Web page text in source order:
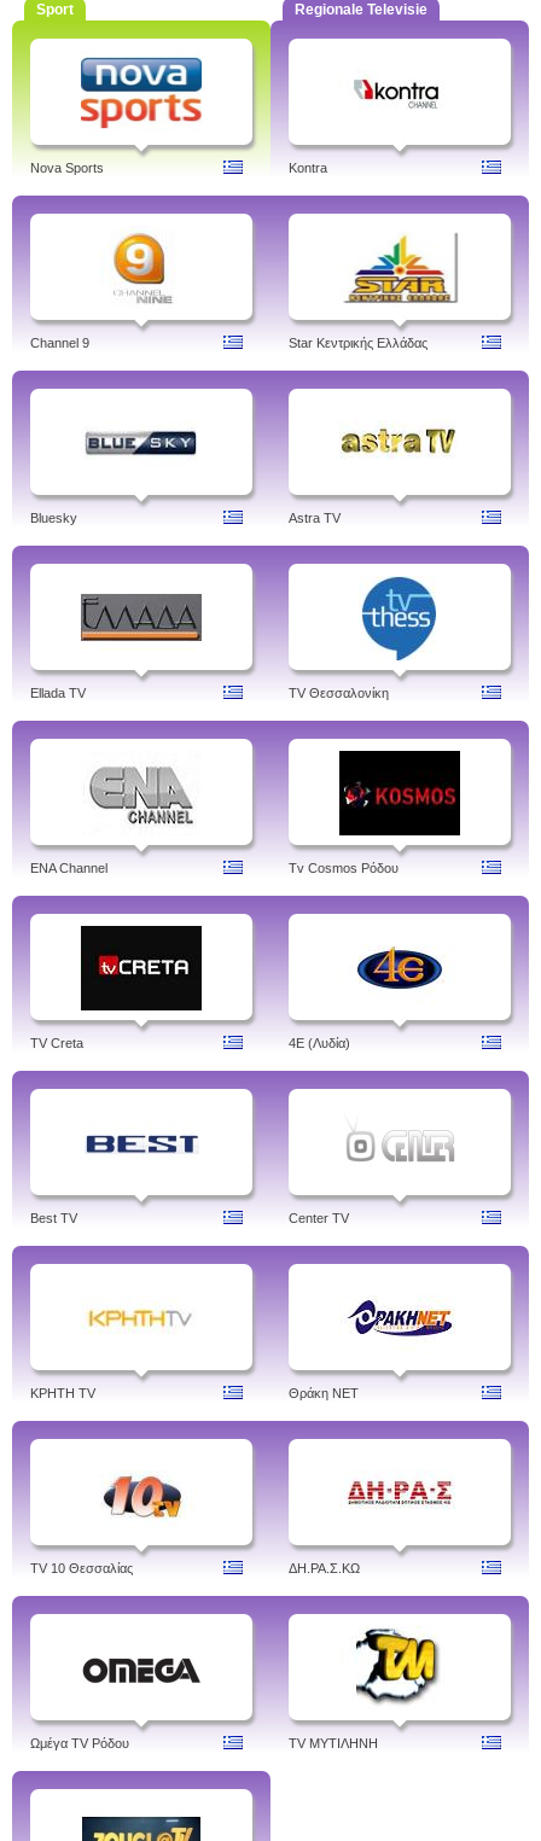
Sport
Nova Sports
Regionale Televisie
Kontra
Channel 9 Star Κεντρικής Ελλάδας
Bluesky Astra TV
Ellada TV TV Θεσσαλονίκη
ENA Channel Tv Cosmos Ρόδου
TV Creta 4Ε (Λυδία)
Best TV Center TV
ΚΡΗΤΗ TV Θράκη NET
TV 10 Θεσσαλίας ΔH.ΡΑ.Σ.ΚΩ
Ωμέγα TV Ρόδου TV ΜΥΤΙΛΗΝΗ